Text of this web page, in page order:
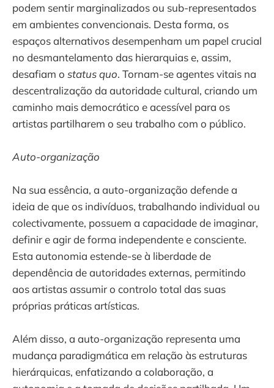
podem sentir marginalizados ou sub-representados
em ambientes convencionais. Desta forma, os
espaços alternativos desempenham um papel crucial
no desmantelamento das hierarquias e, assim,
desafiam o status quo. Tornam-se agentes vitais na
descentralização da autoridade cultural, criando um
caminho mais democrático e acessível para os
artistas partilharem o seu trabalho com o público.
Auto-organização
Na sua essência, a auto-organização defende a
ideia de que os indivíduos, trabalhando individual ou
colectivamente, possuem a capacidade de imaginar,
definir e agir de forma independente e consciente.
Esta autonomia estende-se à liberdade de
dependência de autoridades externas, permitindo
aos artistas assumir o controlo total das suas
próprias práticas artísticas.
Além disso, a auto-organização representa uma
mudança paradigmática em relação às estruturas
hierárquicas, enfatizando a colaboração, a